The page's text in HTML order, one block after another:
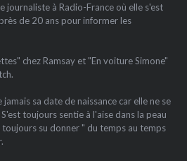
journaliste à Radio-France où elle s'est
de 20 ans pour informer les
chez Ramsay et "En voiture Simone"
sa date de naissance car elle ne se
toujours sentie à l'aise dans la peau
toujours su donner " du temps au temps